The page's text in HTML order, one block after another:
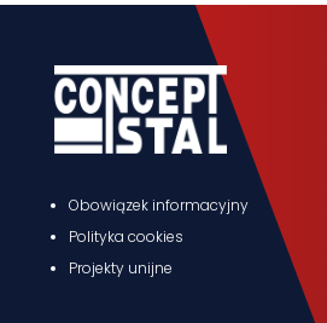
Obowiązek informacyjny
Polityka cookies
Projekty unijne